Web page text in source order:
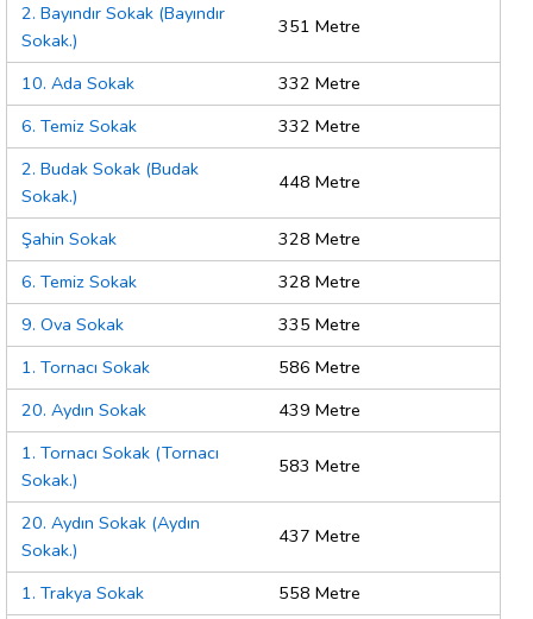
2. Bayındır Sokak (Bayındır
Sokak.)
351 Metre
10. Ada Sokak
332 Metre
6. Temiz Sokak
332 Metre
2. Budak Sokak (Budak
Sokak.)
448 Metre
Şahin Sokak
328 Metre
6. Temiz Sokak
328 Metre
9. Ova Sokak
335 Metre
1. Tornacı Sokak
586 Metre
20. Aydın Sokak
439 Metre
1. Tornacı Sokak (Tornacı
Sokak.)
583 Metre
20. Aydın Sokak (Aydın
Sokak.)
437 Metre
1. Trakya Sokak
558 Metre